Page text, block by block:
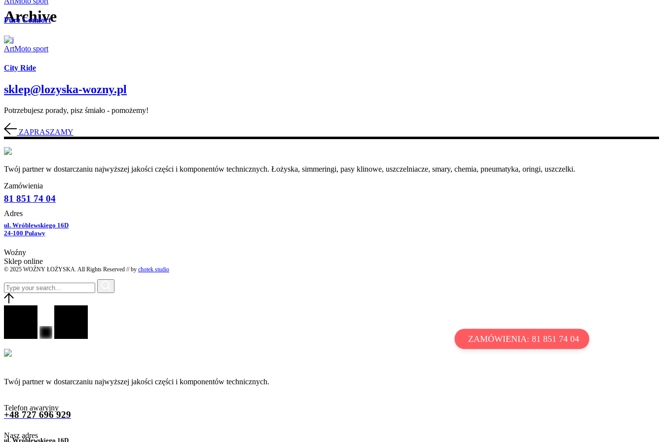
ZAMÓWIENIA: 81 851 74 04
Archive
Pure Comfort
ArtMoto sport
City Ride
sklep@lozyska-wozny.pl
Potrzebujesz porady, pisz śmiało - pomożemy!
ZAPRASZAMY
Twój partner w dostarczaniu najwyższej jakości części i komponentów technicznych. Łożyska, simmeringi, pasy klinowe, uszczelniacze, smary, chemia, pneumatyka, oringi, uszczelki.
Zamówienia
81 851 74 04
Adres
ul. Wróblewskiego 16D
24-100 Puławy
Woźny
Sklep online
© 2025 WOŹNY ŁOŻYSKA. All Rights Reserved // by chotek studio
Twój partner w dostarczaniu najwyższej jakości części i komponentów technicznych.
Telefon awaryjny
+48 727 696 929
Nasz adres
ul. Wróblewskiego 16D